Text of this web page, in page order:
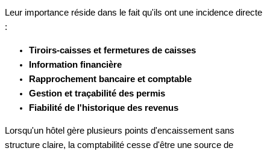
Leur importance réside dans le fait qu'ils ont une incidence directe
:
Tiroirs-caisses et fermetures de caisses
Information financière
Rapprochement bancaire et comptable
Gestion et traçabilité des permis
Fiabilité de l'historique des revenus
Lorsqu'un hôtel gère plusieurs points d'encaissement sans
structure claire, la comptabilité cesse d'être une source de